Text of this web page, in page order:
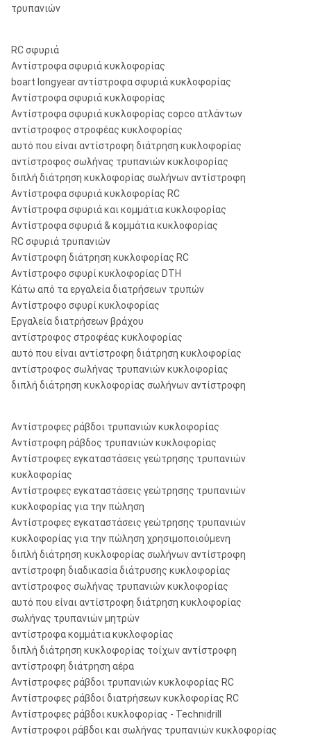
τρυπανιών
RC σφυριά
Αντίστροφα σφυριά κυκλοφορίας
boart longyear αντίστροφα σφυριά κυκλοφορίας
Αντίστροφα σφυριά κυκλοφορίας
Αντίστροφα σφυριά κυκλοφορίας copco ατλάντων
αντίστροφος στροφέας κυκλοφορίας
αυτό που είναι αντίστροφη διάτρηση κυκλοφορίας
αντίστροφος σωλήνας τρυπανιών κυκλοφορίας
διπλή διάτρηση κυκλοφορίας σωλήνων αντίστροφη
Αντίστροφα σφυριά κυκλοφορίας RC
Αντίστροφα σφυριά και κομμάτια κυκλοφορίας
Αντίστροφα σφυριά & κομμάτια κυκλοφορίας
RC σφυριά τρυπανιών
Αντίστροφη διάτρηση κυκλοφορίας RC
Αντίστροφο σφυρί κυκλοφορίας DTH
Κάτω από τα εργαλεία διατρήσεων τρυπών
Αντίστροφο σφυρί κυκλοφορίας
Εργαλεία διατρήσεων βράχου
αντίστροφος στροφέας κυκλοφορίας
αυτό που είναι αντίστροφη διάτρηση κυκλοφορίας
αντίστροφος σωλήνας τρυπανιών κυκλοφορίας
διπλή διάτρηση κυκλοφορίας σωλήνων αντίστροφη
Αντίστροφες ράβδοι τρυπανιών κυκλοφορίας
Αντίστροφη ράβδος τρυπανιών κυκλοφορίας
Αντίστροφες εγκαταστάσεις γεώτρησης τρυπανιών
κυκλοφορίας
Αντίστροφες εγκαταστάσεις γεώτρησης τρυπανιών
κυκλοφορίας για την πώληση
Αντίστροφες εγκαταστάσεις γεώτρησης τρυπανιών
κυκλοφορίας για την πώληση χρησιμοποιούμενη
διπλή διάτρηση κυκλοφορίας σωλήνων αντίστροφη
αντίστροφη διαδικασία διάτρυσης κυκλοφορίας
αντίστροφος σωλήνας τρυπανιών κυκλοφορίας
αυτό που είναι αντίστροφη διάτρηση κυκλοφορίας
σωλήνας τρυπανιών μητρών
αντίστροφα κομμάτια κυκλοφορίας
διπλή διάτρηση κυκλοφορίας τοίχων αντίστροφη
αντίστροφη διάτρηση αέρα
Αντίστροφες ράβδοι τρυπανιών κυκλοφορίας RC
Αντίστροφες ράβδοι διατρήσεων κυκλοφορίας RC
Αντίστροφες ράβδοι κυκλοφορίας - Technidrill
Αντίστροφοι ράβδοι και σωλήνας τρυπανιών κυκλοφορίας